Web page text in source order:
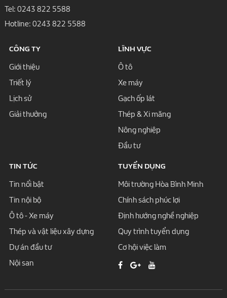
Tel: 0243 822 5588
Hotline: 0243 822 5588
CÔNG TY
Giới thiệu
Triết lý
Lịch sử
Giải thưởng
LĨNH VỰC
Ô tô
Xe máy
Gạch ốp lát
Thép & Xi măng
Nông nghiệp
Đầu tư
TIN TỨC
Tin nổi bật
Tin nội bộ
Ô tô - Xe máy
Thép và vật liệu xây dựng
Dự án đầu tư
Nội san
TUYỂN DỤNG
Môi trường Hòa Bình Minh
Chính sách phúc lợi
Định hướng nghề nghiệp
Quy trình tuyển dụng
Cơ hội việc làm